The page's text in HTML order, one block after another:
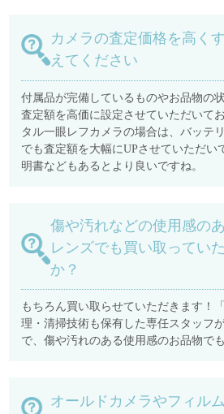
カメラの査定価格を高く
えてください
付属品が完備しているものやお品物の
査定額を高価に設定させていただいて
タル一眼レフカメラの場合は、バッテ
でも査定額を大幅にUPさせていただい
明書などもあるとより良いですね。
傷や汚れなどの使用感の
レンズでも買い取ってい
か？
もちろん買い取らせていただきます！
理・清掃技術も保有した専任スタッフ
で、傷や汚れのある使用感のお品物で
オールドカメラやフィル